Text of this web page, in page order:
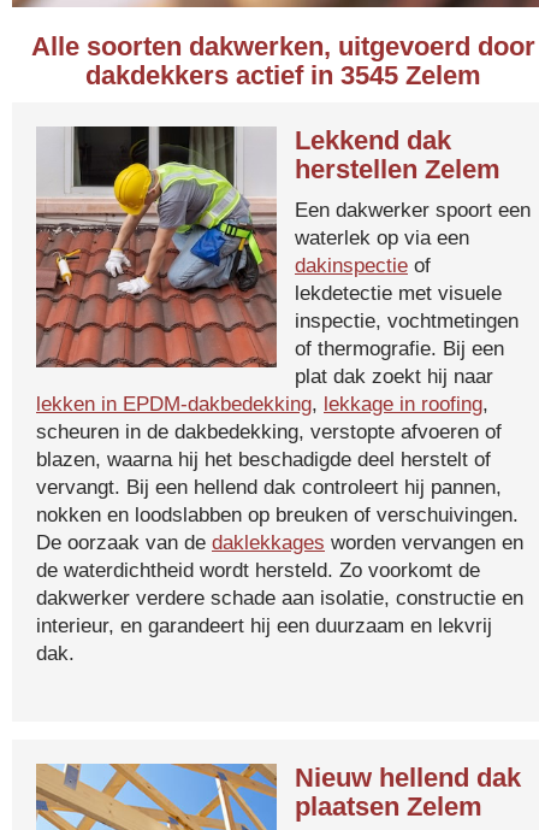
Alle soorten dakwerken, uitgevoerd door
dakdekkers actief in 3545 Zelem
Lekkend dak
herstellen Zelem
Een dakwerker spoort een
waterlek op via een
dakinspectie of
lekdetectie met visuele
inspectie, vochtmetingen
of thermografie. Bij een
plat dak zoekt hij naar
lekken in EPDM-dakbedekking, lekkage in roofing,
scheuren in de dakbedekking, verstopte afvoeren of
blazen, waarna hij het beschadigde deel herstelt of
vervangt. Bij een hellend dak controleert hij pannen,
nokken en loodslabben op breuken of verschuivingen.
De oorzaak van de daklekkages worden vervangen en
de waterdichtheid wordt hersteld. Zo voorkomt de
dakwerker verdere schade aan isolatie, constructie en
interieur, en garandeert hij een duurzaam en lekvrij
dak.
Nieuw hellend dak
plaatsen Zelem